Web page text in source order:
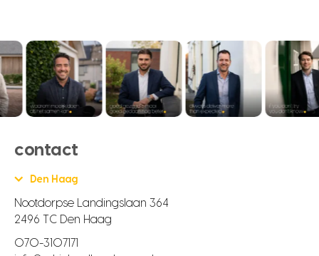
contact
Den Haag
Nootdorpse Landingslaan 364
2496 TC Den Haag
070-3107171